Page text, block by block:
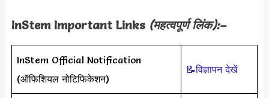
InStem Important Links (महत्वपूर्ण लिंक):–
InStem Official Notification
(ऑफिशियल नोटिफिकेशन)
📝विज्ञापन देखें